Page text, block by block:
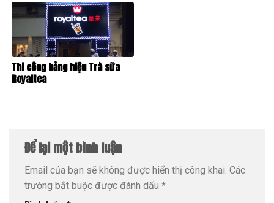
Thi công bảng hiệu Trà sữa
Royaltea
Để lại một bình luận
Email của bạn sẽ không được hiển thị công khai. Các
trường bắt buộc được đánh dấu *